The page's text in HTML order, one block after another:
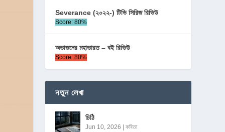
Severance (২০২২-) টিভি সিরিজ রিভিউ
Score: 80%
অভাজনের মহাভারত – বই রিভিউ
Score: 80%
নতুন লেখা
চিঠি
Jun 10, 2026 |কবিতা